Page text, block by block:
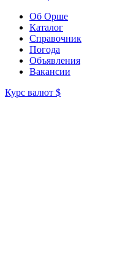
Об Орше
Каталог
Справочник
Погода
Объявления
Вакансии
Курс валют $